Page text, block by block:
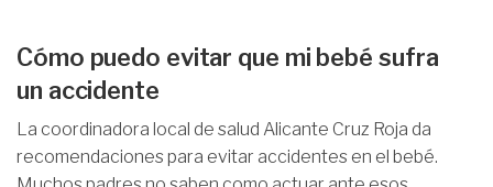
Cómo puedo evitar que mi bebé sufra
un accidente
La coordinadora local de salud Alicante Cruz Roja da
recomendaciones para evitar accidentes en el bebé.